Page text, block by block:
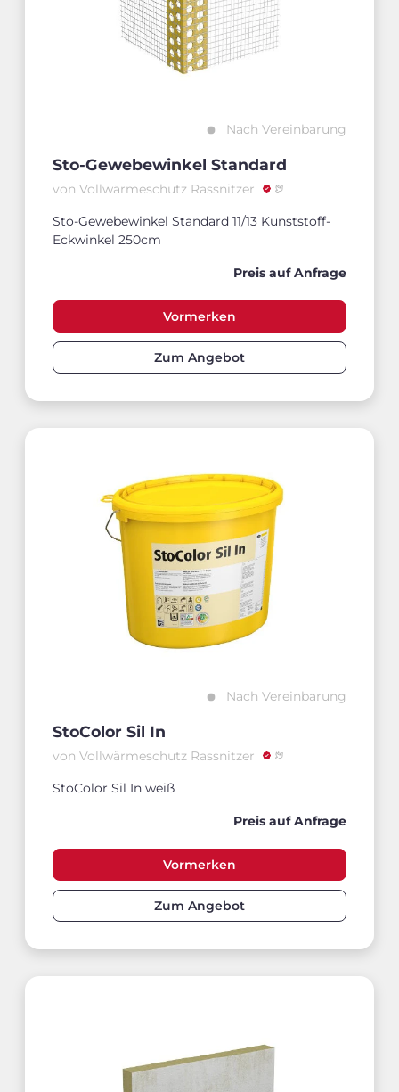
Nach Vereinbarung
Sto-Gewebewinkel Standard
von Vollwärmeschutz Rassnitzer
Sto-Gewebewinkel Standard 11/13 Kunststoff-
Eckwinkel 250cm
Preis auf Anfrage
Vormerken
Zum Angebot
Nach Vereinbarung
StoColor Sil In
von Vollwärmeschutz Rassnitzer
StoColor Sil In weiß
Preis auf Anfrage
Vormerken
Zum Angebot